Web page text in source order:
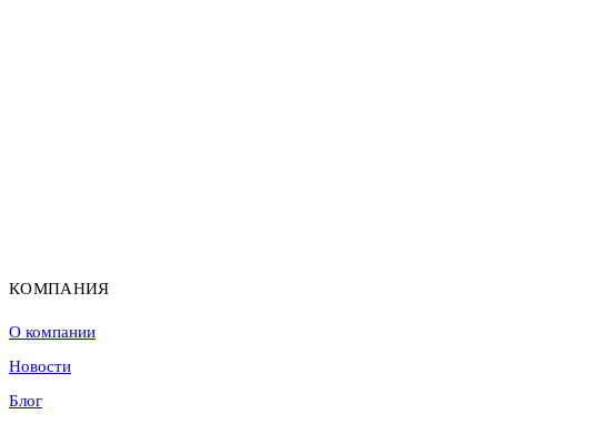
КОМПАНИЯ
О компании
Новости
Блог